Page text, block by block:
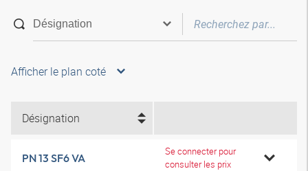
Afficher le plan coté
Désignation
PN 13 SF6 VA
Se connecter pour
consulter les prix